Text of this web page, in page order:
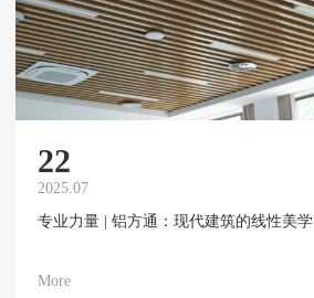
22
2025.07
专业力量 | 铝方通：现代建筑的线性美学
More